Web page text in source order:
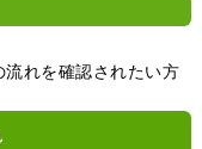
れを確認されたい方